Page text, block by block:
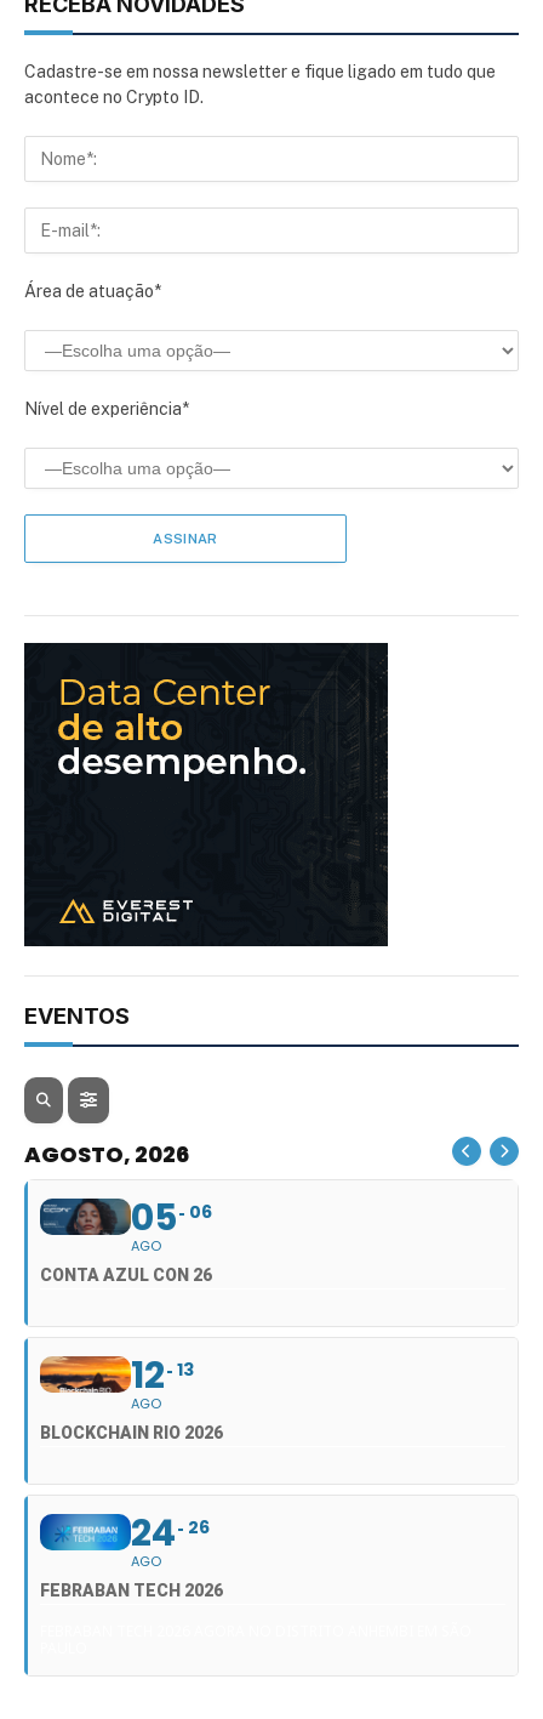
Cadastre-se em nossa newsletter e fique ligado em tudo que
acontece no Crypto ID.
Área de atuação*
Nível de experiência*
EVENTOS
AGOSTO, 2026
05
AGO
06
CONTA AZUL CON 26
12
AGO
13
BLOCKCHAIN RIO 2026
24
AGO
26
FEBRABAN TECH 2026